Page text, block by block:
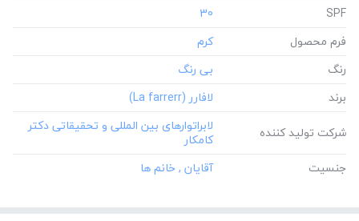
SPF
‎30
فرم محصول
رنگ
برند
شرکت تولید کننده
‎لابراتوارهای بین المللی و تحقیقاتی دکتر
کامکار
جنسیت